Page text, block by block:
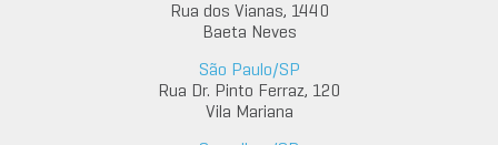
Rua dos Vianas, 1440
Baeta Neves
São Paulo/SP
Rua Dr. Pinto Ferraz, 120
Vila Mariana